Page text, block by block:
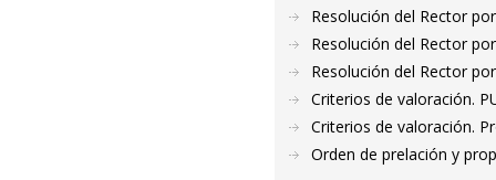
Resolución del Rector
Resolución del Rector
Resolución del Rector
Criterios de valoración.
Criterios de valoración.
Orden de prelación y